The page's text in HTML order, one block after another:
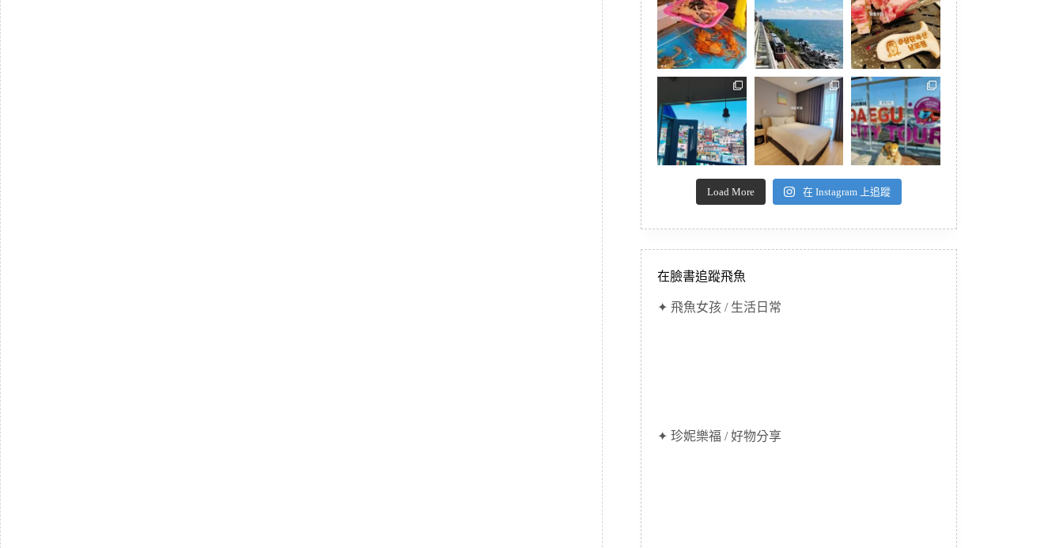
Load More 在 Instagram 上追蹤
在臉書追蹤飛魚
✦ 飛魚女孩 / 生活日常
✦ 珍妮樂福 / 好物分享